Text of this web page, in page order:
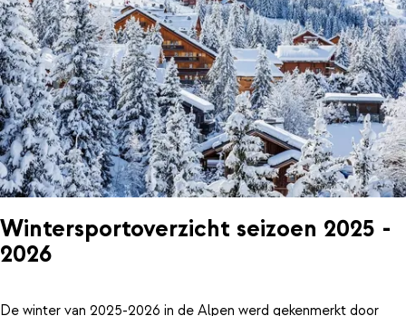
Wintersportoverzicht seizoen 2025 -
2026
De winter van 2025-2026 in de Alpen werd gekenmerkt door